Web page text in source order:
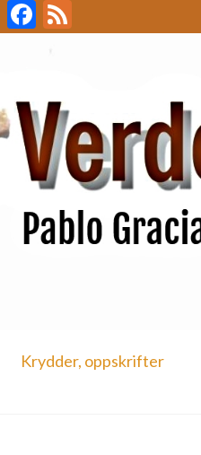
Facebook
Krydder, oppskrifter